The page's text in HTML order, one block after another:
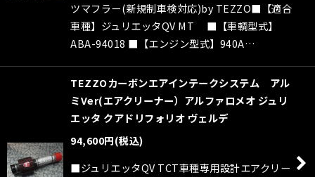
ツマフラー(新規制車検対応)by TEZZO■【適合
車種】ジュリエッタQV MT ■【車輌型式】
ABA-94018 ■【エンジン型式】940A…
TEZZOカーボンエアインテークシステム アル
ミVer(エアクリーナー）アルファロメオ ジュリ
エッタ クアドリフォリオ ヴェルデ
94,600円(税込)
■ジュリエッタQV TCT車種専用設計エアクリー